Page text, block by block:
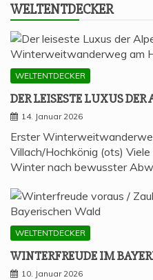
WELT­ENT­DE­CKER
WELTENTDECKER
DER LEI­SES­TE LUXUS DER
14. Januar 2026
Erster
Villach/Hochkönig (ots)
Winter nach bewusster
WELTENTDECKER
WIN­TER­FREU­DE IM
10. Januar 2026